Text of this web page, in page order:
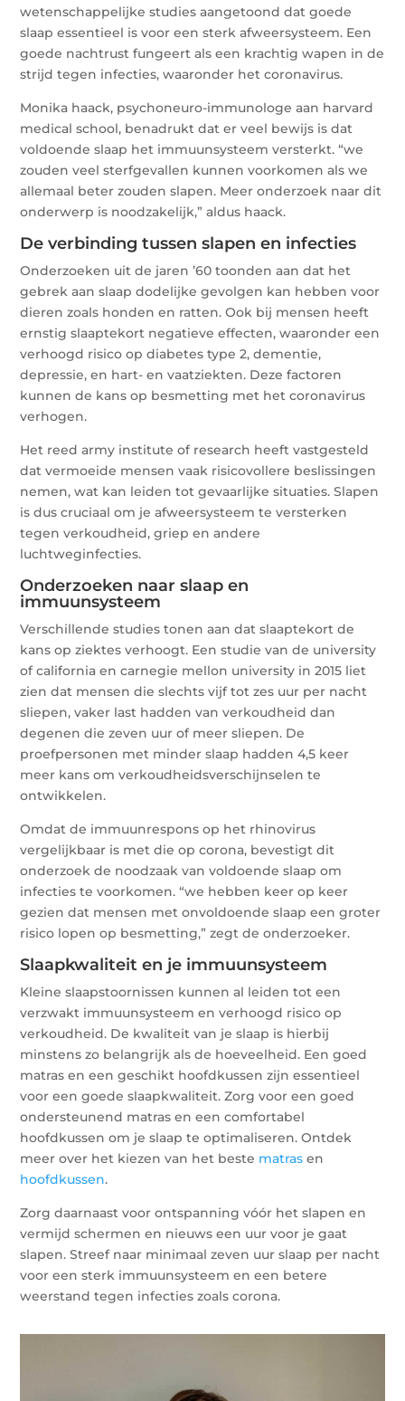
wetenschappelijke studies aangetoond dat goede
slaap essentieel is voor een sterk afweersysteem. Een
goede nachtrust fungeert als een krachtig wapen in de
strijd tegen infecties, waaronder het coronavirus.
Monika haack, psychoneuro-immunologe aan harvard
medical school, benadrukt dat er veel bewijs is dat
voldoende slaap het immuunsysteem versterkt. “we
zouden veel sterfgevallen kunnen voorkomen als we
allemaal beter zouden slapen. Meer onderzoek naar dit
onderwerp is noodzakelijk,” aldus haack.
De verbinding tussen slapen en infecties
Onderzoeken uit de jaren ’60 toonden aan dat het
gebrek aan slaap dodelijke gevolgen kan hebben voor
dieren zoals honden en ratten. Ook bij mensen heeft
ernstig slaaptekort negatieve effecten, waaronder een
verhoogd risico op diabetes type 2, dementie,
depressie, en hart- en vaatziekten. Deze factoren
kunnen de kans op besmetting met het coronavirus
verhogen.
Het reed army institute of research heeft vastgesteld
dat vermoeide mensen vaak risicovollere beslissingen
nemen, wat kan leiden tot gevaarlijke situaties. Slapen
is dus cruciaal om je afweersysteem te versterken
tegen verkoudheid, griep en andere
luchtweginfecties.
Onderzoeken naar slaap en
immuunsysteem
Verschillende studies tonen aan dat slaaptekort de
kans op ziektes verhoogt. Een studie van de university
of california en carnegie mellon university in 2015 liet
zien dat mensen die slechts vijf tot zes uur per nacht
sliepen, vaker last hadden van verkoudheid dan
degenen die zeven uur of meer sliepen. De
proefpersonen met minder slaap hadden 4,5 keer
meer kans om verkoudheidsverschijnselen te
ontwikkelen.
Omdat de immuunrespons op het rhinovirus
vergelijkbaar is met die op corona, bevestigt dit
onderzoek de noodzaak van voldoende slaap om
infecties te voorkomen. “we hebben keer op keer
gezien dat mensen met onvoldoende slaap een groter
risico lopen op besmetting,” zegt de onderzoeker.
Slaapkwaliteit en je immuunsysteem
Kleine slaapstoornissen kunnen al leiden tot een
verzwakt immuunsysteem en verhoogd risico op
verkoudheid. De kwaliteit van je slaap is hierbij
minstens zo belangrijk als de hoeveelheid. Een goed
matras en een geschikt hoofdkussen zijn essentieel
voor een goede slaapkwaliteit. Zorg voor een goed
ondersteunend matras en een comfortabel
hoofdkussen om je slaap te optimaliseren. Ontdek
meer over het kiezen van het beste matras en
hoofdkussen.
Zorg daarnaast voor ontspanning vóór het slapen en
vermijd schermen en nieuws een uur voor je gaat
slapen. Streef naar minimaal zeven uur slaap per nacht
voor een sterk immuunsysteem en een betere
weerstand tegen infecties zoals corona.